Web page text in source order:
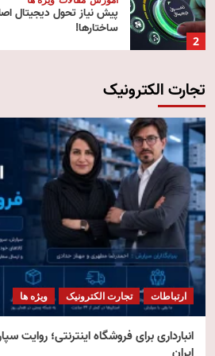
2
پیش‌ نیاز تحول دیجیتال
ساختارها!
3
آموزش
4
تکنولوژی مقالات ویژه ها
هوش مصنوعی استنتاجی
5
امنیت مقالات ویژه ها
امنیت فناوری اطلاعات
تجارت الکترونیک
ارتباطات تجارت الکترونیک ویژه ها
انبارداری برای فروشگاه اینترنتی؛